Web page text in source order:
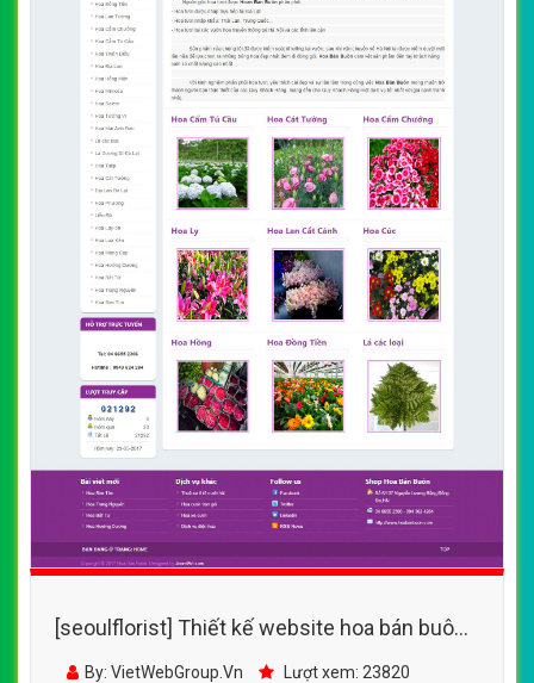
[seoulflorist] Thiết kế website hoa bán buôn
đẹp, chuyên nghiệp chuẩn SEO
By: VietWebGroup.Vn Lượt xem: 23820